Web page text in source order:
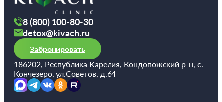
8 (800) 100-80-30
detox@kivach.ru
Забронировать
186202, Республика Карелия, Кондопожский р-н, с.
Кончезеро, ул.Советов, д.64